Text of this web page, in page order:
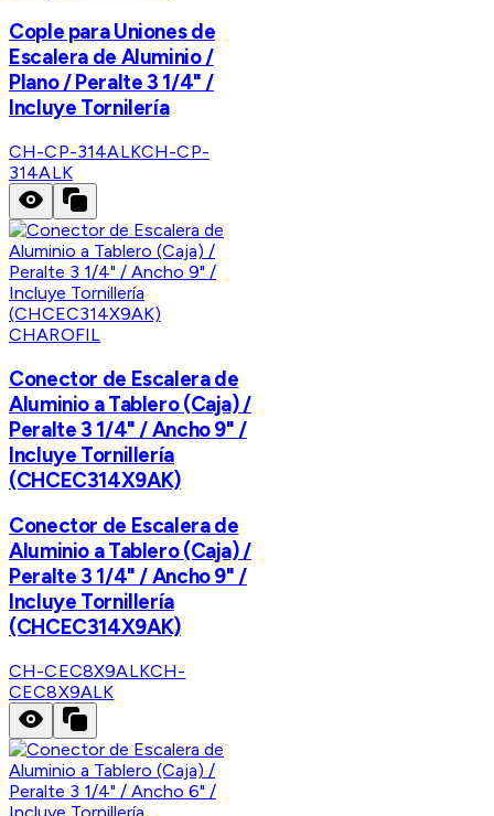
Cople para Uniones de
Escalera de Aluminio /
Plano / Peralte 3 1/4" /
Incluye Tornilería
CH-CP-314ALKCH-CP-
314ALK
CHAROFIL
Conector de Escalera de
Aluminio a Tablero (Caja) /
Peralte 3 1/4" / Ancho 9" /
Incluye Tornillería
(CHCEC314X9AK)
Conector de Escalera de
Aluminio a Tablero (Caja) /
Peralte 3 1/4" / Ancho 9" /
Incluye Tornillería
(CHCEC314X9AK)
CH-CEC8X9ALKCH-
CEC8X9ALK